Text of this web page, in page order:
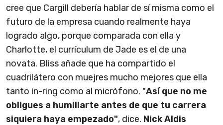
cree que Cargill debería hablar de sí misma como el
futuro de la empresa cuando realmente haya
logrado algo, porque comparada con ella y
Charlotte, el currículum de Jade es el de una
novata. Bliss añade que ha compartido el
cuadrilátero con muejres mucho mejores que ella
tanto in-ring como al micrófono. "Así que no me
obligues a humillarte antes de que tu carrera
siquiera haya empezado", dice. Nick Aldis